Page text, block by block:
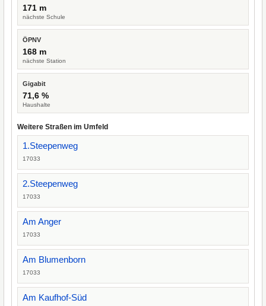
171 m
nächste Schule
ÖPNV
168 m
nächste Station
Gigabit
71,6 %
Haushalte
Weitere Straßen im Umfeld
1.Steepenweg
17033
2.Steepenweg
17033
Am Anger
17033
Am Blumenborn
17033
Am Kaufhof-Süd